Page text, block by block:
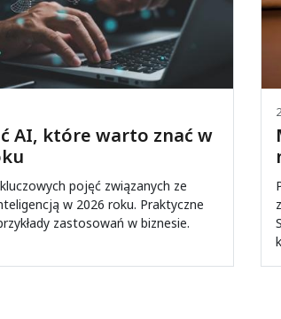
AI, które warto znać w
pojęć związanych ze
w 2026 roku. Praktyczne
zastosowań w biznesie.